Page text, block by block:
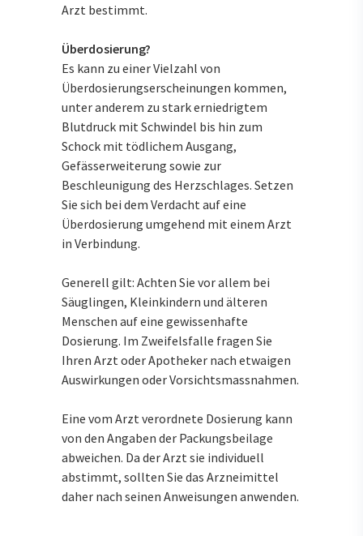
Arzt bestimmt.
Überdosierung?
Es kann zu einer Vielzahl von
Überdosierungserscheinungen kommen,
unter anderem zu stark erniedrigtem
Blutdruck mit Schwindel bis hin zum
Schock mit tödlichem Ausgang,
Gefässerweiterung sowie zur
Beschleunigung des Herzschlages. Setzen
Sie sich bei dem Verdacht auf eine
Überdosierung umgehend mit einem Arzt
in Verbindung.
Generell gilt: Achten Sie vor allem bei
Säuglingen, Kleinkindern und älteren
Menschen auf eine gewissenhafte
Dosierung. Im Zweifelsfalle fragen Sie
Ihren Arzt oder Apotheker nach etwaigen
Auswirkungen oder Vorsichtsmassnahmen.
Eine vom Arzt verordnete Dosierung kann
von den Angaben der Packungsbeilage
abweichen. Da der Arzt sie individuell
abstimmt, sollten Sie das Arzneimittel
daher nach seinen Anweisungen anwenden.